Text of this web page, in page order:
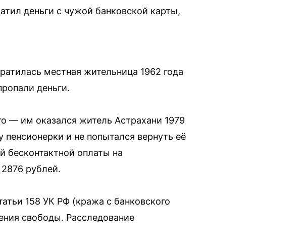
деньги с чужой банковской карты,
местная жительница 1962 года
деньги.
— им оказался житель Астрахани 1979
и не попытался вернуть её
бесконтактной оплаты на
рублей.
158 УК РФ (кража с банковского
свободы. Расследование